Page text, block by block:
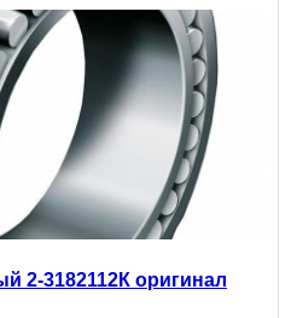
2-3182112К оригинал